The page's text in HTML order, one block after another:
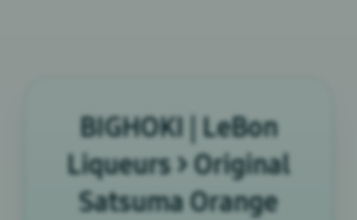
BIGHOKI | LeBon
Liqueurs > Original
Satsuma Orange